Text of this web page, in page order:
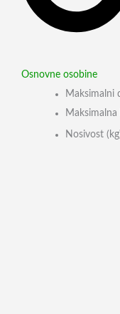
Osnovne osobine
Maksimalni
Nosivost